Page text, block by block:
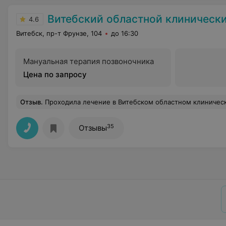
4.6 Витебский областной клинический центр медицинской реабилитации для инвалидов, ветеранов боевых действий на
Витебск, пр-т Фрунзе, 104 до 16:30
Мануальная терапия позвоночника
Цена по запросу
Отзыв. Проходила лечение в Витебском областном клиническом центре. Выражаю огромную благодарность неврологу Шабановой Ольге Михайловне, иммунологу Денисову Николаю Васильевичу за их профессионализм и
Отзывы35